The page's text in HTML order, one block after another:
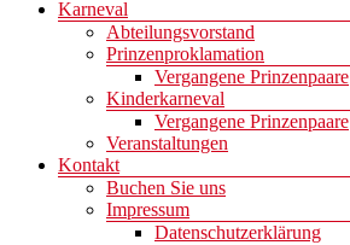
Karneval
Abteilungsvorstand
Prinzenproklamation
Vergangene Prinzenpaare
Kinderkarneval
Vergangene Prinzenpaare
Veranstaltungen
Kontakt
Buchen Sie uns
Impressum
Datenschutzerklärung